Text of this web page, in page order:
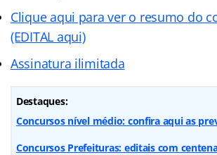
Clique aqui para ver o resumo do
(EDITAL aqui)
Assinatura ilimitada
Destaques:
Concursos nível médio: confira aqui as
Concursos Prefeituras: editais com